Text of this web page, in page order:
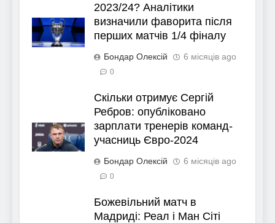
2023/24? Аналітики
визначили фаворита після
перших матчів 1/4 фіналу
Бондар Олексій 6 місяців ago
0
Скільки отримує Сергій
Ребров: опубліковано
зарплати тренерів команд-
учасниць Євро-2024
Бондар Олексій 6 місяців ago
0
Божевільний матч в
Мадриді: Реал і Ман Сіті